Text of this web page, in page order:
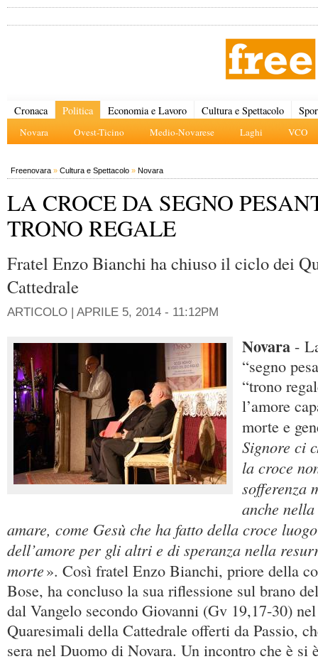
Cronaca Politica
Novara Ovest-Ticino Medio-Novarese Laghi VCO
Economia e Lavoro Cultura e Spettacolo
Freenovara » Cultura e Spettacolo » Novara
LA CROCE DA SEGNO
TRONO REGALE
Fratel Enzo Bianchi ha chiuso il ciclo dei
Cattedrale
ARTICOLO | APRILE 5, 2014 - 11:12PM
Novara -
“segno
“trono
l’amore
morte e
Signore ci
la croce
sofferenza
anche
amare, come Gesù che ha fatto della croce
dell’amore per gli altri e di speranza nella
morte». Così fratel Enzo Bianchi, priore della
Bose, ha concluso la sua riflessione sul brano
dal Vangelo secondo Giovanni (Gv 19,17-30)
Quaresimali della Cattedrale offerti da Passio,
sera nel Duomo di Novara. Un incontro che è si